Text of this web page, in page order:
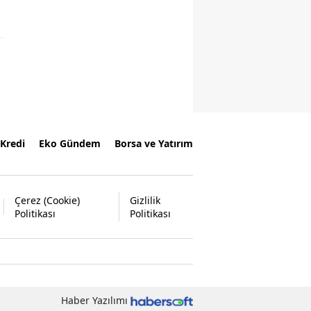
Kredi Eko Gündem Borsa ve Yatırım
Çerez (Cookie)
Politikası
Gizlilik
Politikası
Haber Yazılımı